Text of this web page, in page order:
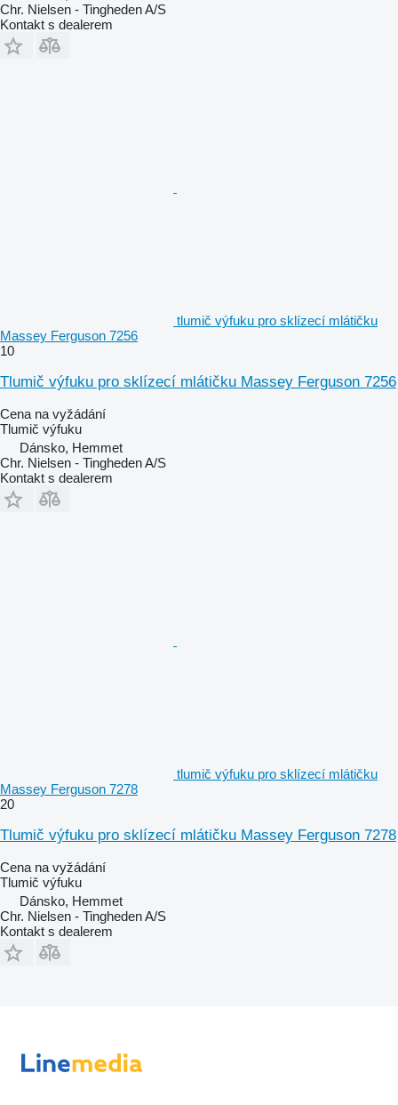
Chr. Nielsen - Tingheden A/S
Kontakt s dealerem
tlumič výfuku pro sklízecí mlátičku
Massey Ferguson 7256
10
Tlumič výfuku pro sklízecí mlátičku Massey Ferguson 7256
Cena na vyžádání
Tlumič výfuku
Dánsko, Hemmet
Chr. Nielsen - Tingheden A/S
Kontakt s dealerem
tlumič výfuku pro sklízecí mlátičku
Massey Ferguson 7278
20
Tlumič výfuku pro sklízecí mlátičku Massey Ferguson 7278
Cena na vyžádání
Tlumič výfuku
Dánsko, Hemmet
Chr. Nielsen - Tingheden A/S
Kontakt s dealerem